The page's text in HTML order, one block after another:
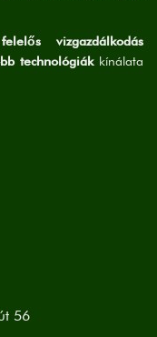
felelős vizgazdálkodás
technológiákkínálata
56